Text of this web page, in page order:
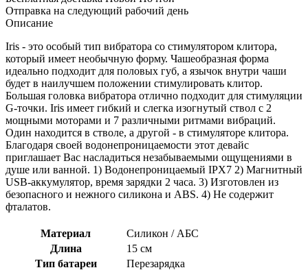
Отправка на следующий рабочий день
Описание
Iris - это особый тип вибратора со стимулятором клитора,
который имеет необычную форму. Чашеобразная форма
идеально подходит для половых губ, а язычок внутри чаши
будет в наилучшем положении стимулировать клитор.
Большая головка вибратора отлично подходит для стимуляции
G-точки. Iris имеет гибкий и слегка изогнутый ствол с 2
мощными моторами и 7 различными ритмами вибраций.
Один находится в стволе, а другой - в стимуляторе клитора.
Благодаря своей водонепроницаемости этот девайс
приглашает Вас насладиться незабываемыми ощущениями в
душе или ванной. 1) Водонепроницаемый IPX7 2) Магнитный
USB-аккумулятор, время зарядки 2 часа. 3) Изготовлен из
безопасного и нежного силикона и ABS. 4) Не содержит
фталатов.
Материал
Силикон / АБС
Длина
15 см
Тип батареи
Перезарядка